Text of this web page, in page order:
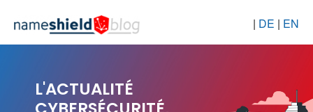
| DE | EN
L'ACTUALITÉ